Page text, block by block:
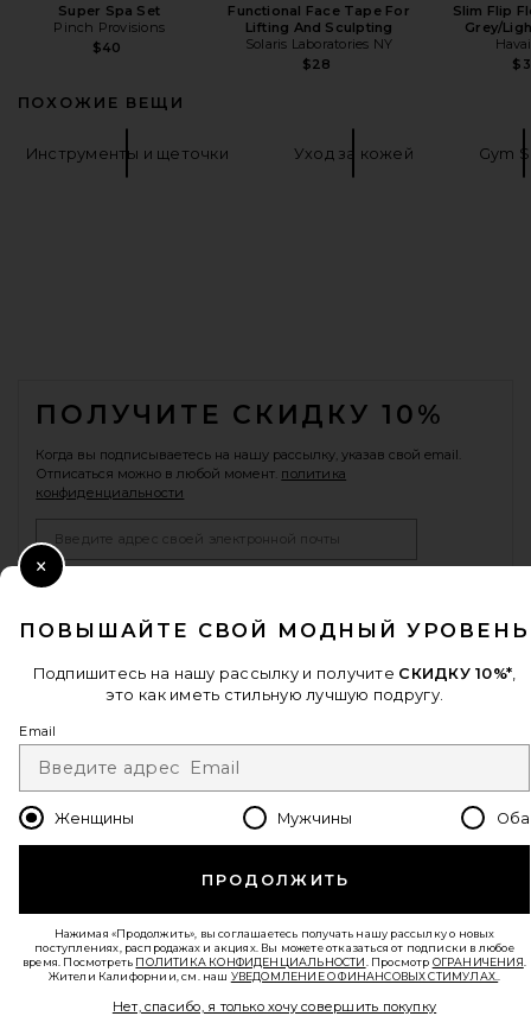
Super Spa Set
Pinch Provisions
$40
Functional Face Tape For
Lifting And Sculpting
Solaris Laboratories NY
$28
Slim Flip
Grey/
ПОХОЖИЕ ВЕЩИ
Инструменты и щеточки Уход за кожей Gym
ПОЛУЧИТЕ СКИДКУ 10%
Когда вы подписываетесь на нашу рассылку, указав свой email.
Отписаться можно в любой момент. политика
конфиденциальности
Change Country Regions
USD
ПОМОГИТЕ НАМ СТАТЬ ЛУЧШЕ!
Пройти краткий опрос о сегодняшнем визите.Вперед!
ПОВЫШАЙТЕ СВОЙ МОДНЫЙ УРОВЕНЬ
Подпишитесь на нашу рассылку и получите СКИДКУ 10%*
это как иметь стильную лучшую подругу.
Email
Женщины Мужчины Оба
ПРОДОЛЖИТЬ
Нажимая «Продолжить», вы соглашаетесь получать нашу рассылку о новых
поступлениях, распродажах и акциях. Вы можете отказаться от подписки в любое
время. Посмотреть ПОЛИТИКА КОНФИДЕНЦИАЛЬНОСТИ . Просмотр ОГРАНИЧЕНИЯ
Жители Калифорнии, см. наш УВЕДОМЛЕНИЕ О ФИНАНСОВЫХ СТИМУЛАХ.
Нет, спасибо, я только хочу совершить покупку
Close Modal